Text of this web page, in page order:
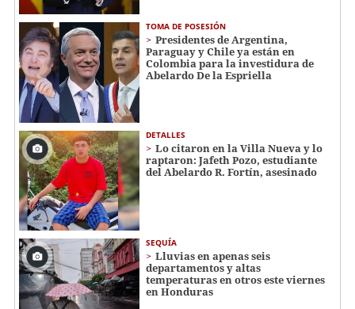
TOMA DE POSESIÓN
Presidentes de Argentina,
Paraguay y Chile ya están en
Colombia para la investidura de
Abelardo De la Espriella
DETALLES
Lo citaron en la Villa Nueva y lo
raptaron: Jafeth Pozo, estudiante
del Abelardo R. Fortín, asesinado
SEQUÍA
Lluvias en apenas seis
departamentos y altas
temperaturas en otros este viernes
en Honduras